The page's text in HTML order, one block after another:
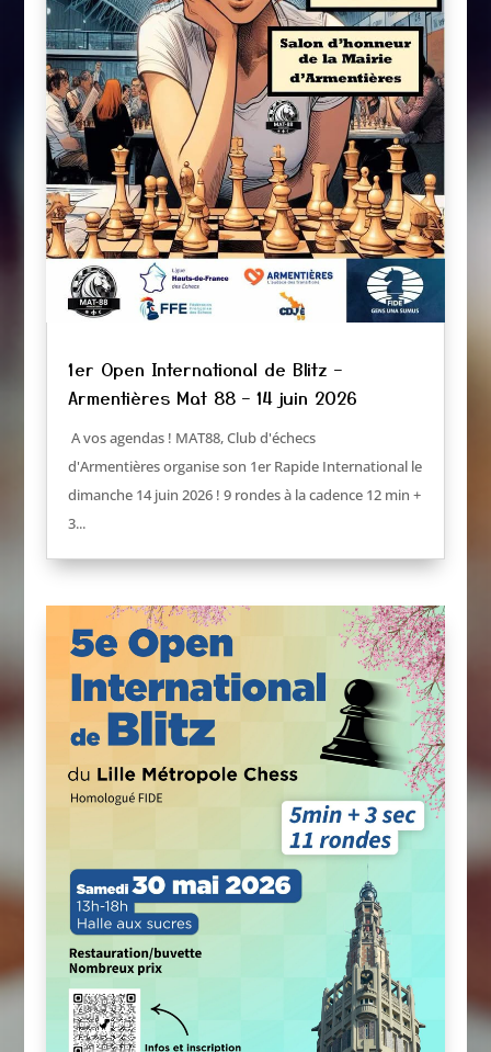
1er Open International de Blitz –
Armentières Mat 88 – 14 juin 2026
A vos agendas ! MAT88, Club d'échecs
d'Armentières organise son 1er Rapide International le
dimanche 14 juin 2026 ! 9 rondes à la cadence 12 min +
3...